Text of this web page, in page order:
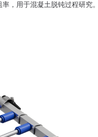
，用于混凝土脱钝过程研究。